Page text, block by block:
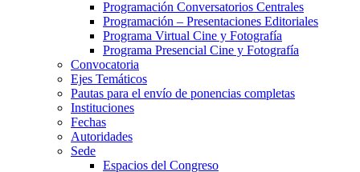
Programación Conversatorios Centrales
Programación – Presentaciones Editoriales
Programa Virtual Cine y Fotografía
Programa Presencial Cine y Fotografía
Convocatoria
Ejes Temáticos
Pautas para el envío de ponencias completas
Instituciones
Fechas
Autoridades
Sede
Espacios del Congreso